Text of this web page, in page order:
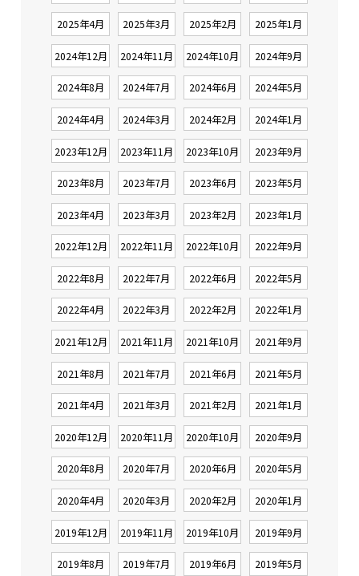
2025年4月 2025年3月 2025年2月 2025年1月
2024年12月 2024年11月 2024年10月 2024年9月
2024年8月 2024年7月 2024年6月 2024年5月
2024年4月 2024年3月 2024年2月 2024年1月
2023年12月 2023年11月 2023年10月 2023年9月
2023年8月 2023年7月 2023年6月 2023年5月
2023年4月 2023年3月 2023年2月 2023年1月
2022年12月 2022年11月 2022年10月 2022年9月
2022年8月 2022年7月 2022年6月 2022年5月
2022年4月 2022年3月 2022年2月 2022年1月
2021年12月 2021年11月 2021年10月 2021年9月
2021年8月 2021年7月 2021年6月 2021年5月
2021年4月 2021年3月 2021年2月 2021年1月
2020年12月 2020年11月 2020年10月 2020年9月
2020年8月 2020年7月 2020年6月 2020年5月
2020年4月 2020年3月 2020年2月 2020年1月
2019年12月 2019年11月 2019年10月 2019年9月
2019年8月 2019年7月 2019年6月 2019年5月